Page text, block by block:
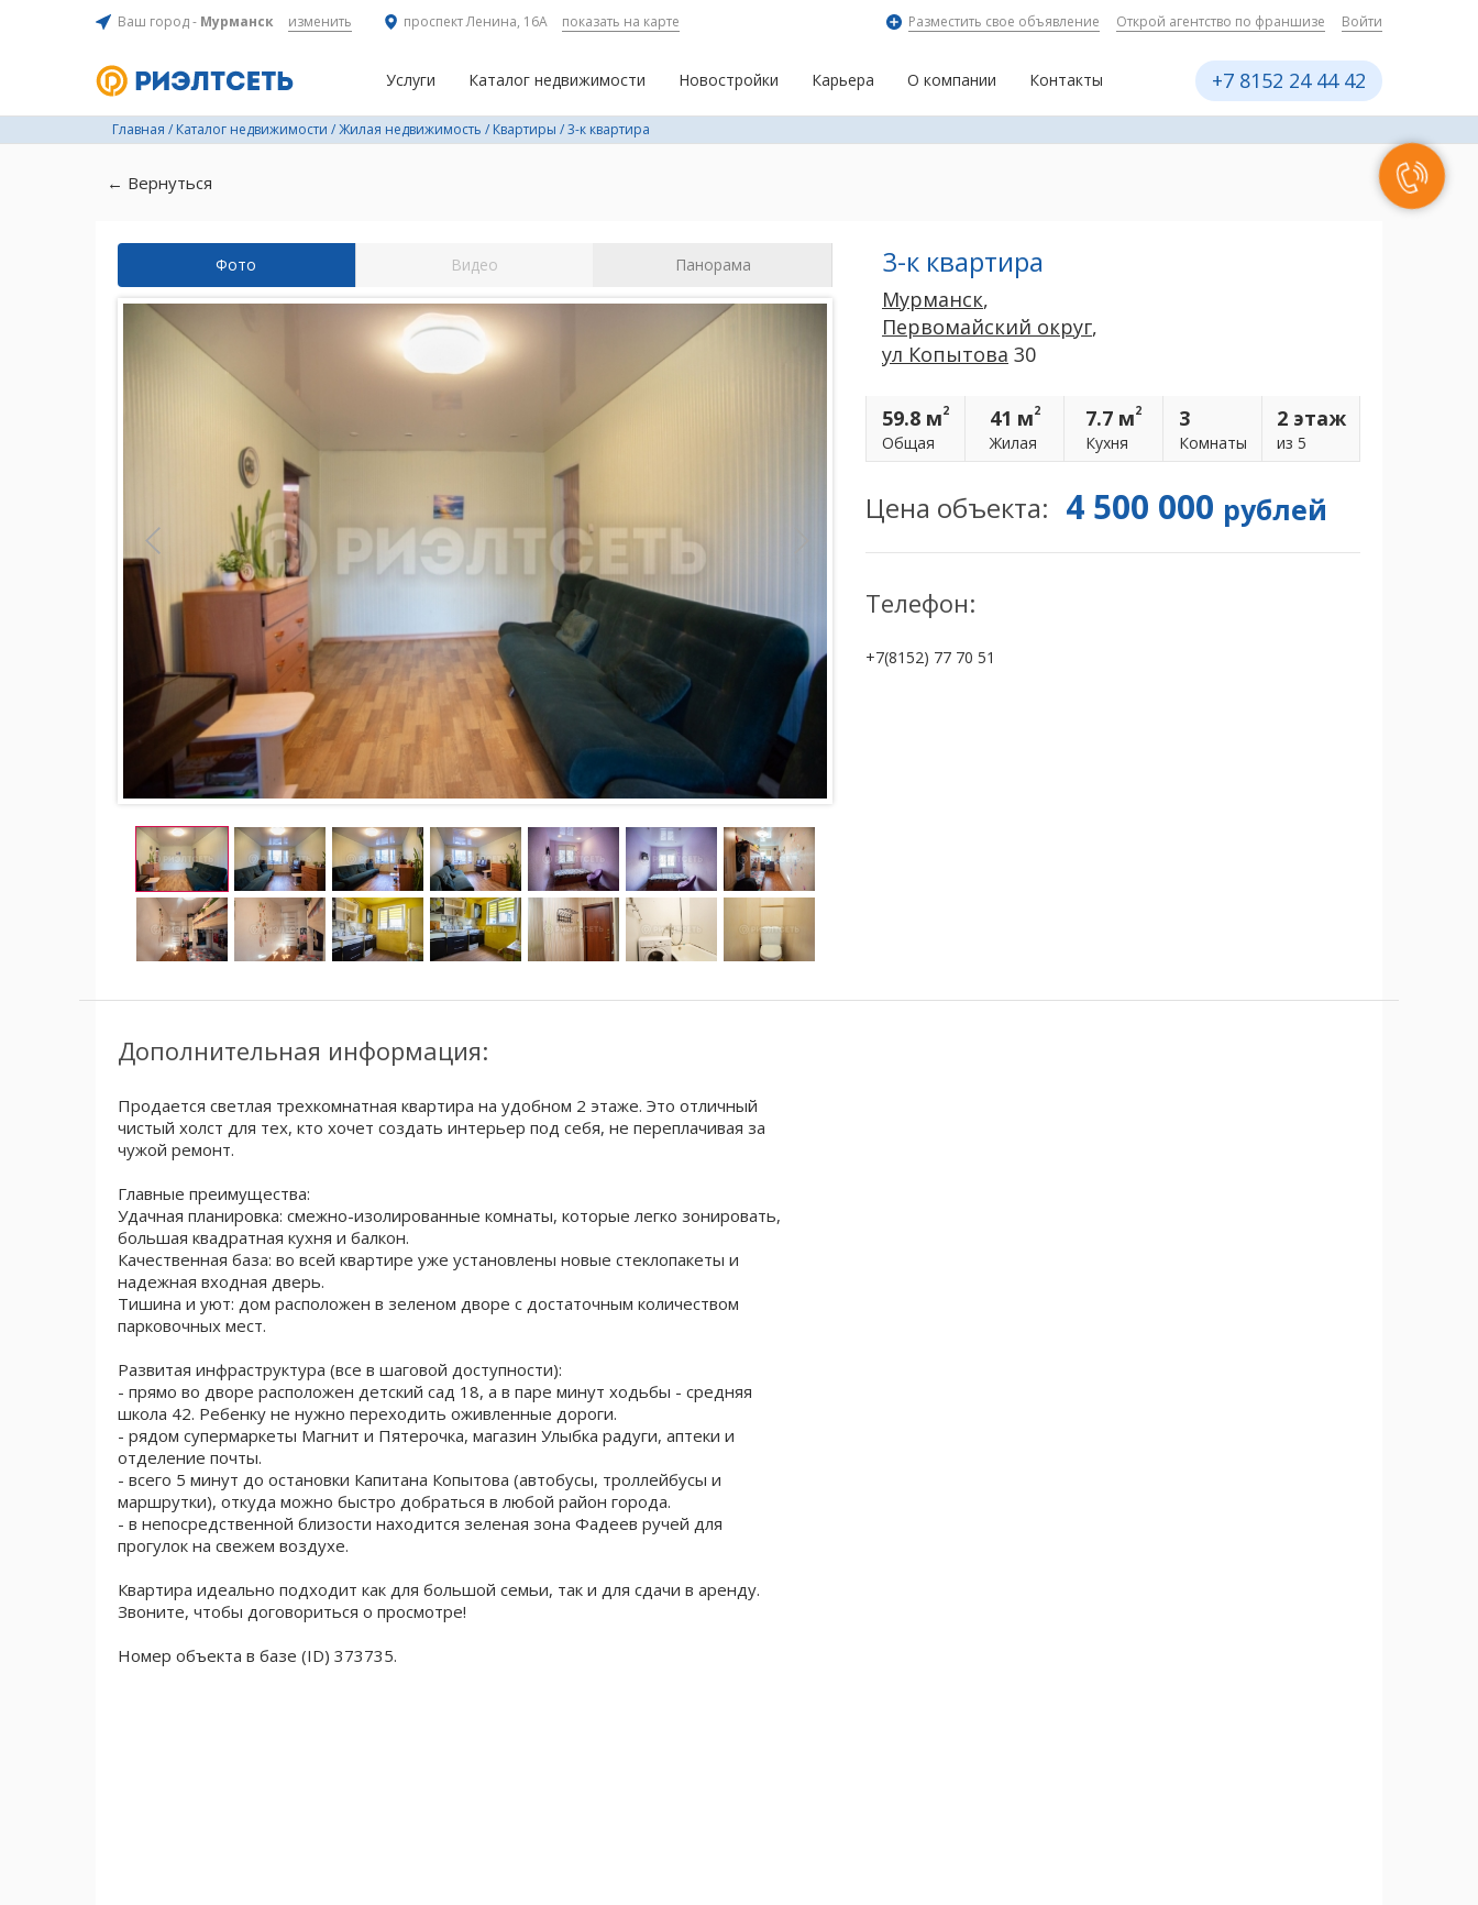
Ваш город - Мурманск изменить проспект Ленина, 16А показать на карте Разместить свое объявление Открой агентство по франшизе Войти
Услуги Каталог недвижимости Новостройки Карьера О компании Контакты +7 8152 24 44 42
Главная / Каталог недвижимости /Жилая недвижимость / Квартиры /3-к квартира
← Вернуться
Фото Видео Панорама 3-к квартира
Мурманск,
Первомайский округ,
ул Копытова 30
59.8 м2
Общая
41 м2
Жилая
7.7 м2
Кухня
3
Комнаты
2 этаж
из 5
Цена объекта: 4 500 000 рублей
Телефон:
+7(8152) 77 70 51
Дополнительная информация:
Продается светлая трехкомнатная квартира на удобном 2 этаже. Это отличный
чистый холст для тех, кто хочет создать интерьер под себя, не переплачивая за
чужой ремонт.
Главные преимущества:
Удачная планировка: смежно-изолированные комнаты, которые легко зонировать,
большая квадратная кухня и балкон.
Качественная база: во всей квартире уже установлены новые стеклопакеты и
надежная входная дверь.
Тишина и уют: дом расположен в зеленом дворе с достаточным количеством
парковочных мест.
Развитая инфраструктура (все в шаговой доступности):
- прямо во дворе расположен детский сад 18, а в паре минут ходьбы - средняя
школа 42. Ребенку не нужно переходить оживленные дороги.
- рядом супермаркеты Магнит и Пятерочка, магазин Улыбка радуги, аптеки и
отделение почты.
- всего 5 минут до остановки Капитана Копытова (автобусы, троллейбусы и
маршрутки), откуда можно быстро добраться в любой район города.
- в непосредственной близости находится зеленая зона Фадеев ручей для
прогулок на свежем воздухе.
Квартира идеально подходит как для большой семьи, так и для сдачи в аренду.
Звоните, чтобы договориться о просмотре!
Номер объекта в базе (ID) 373735.